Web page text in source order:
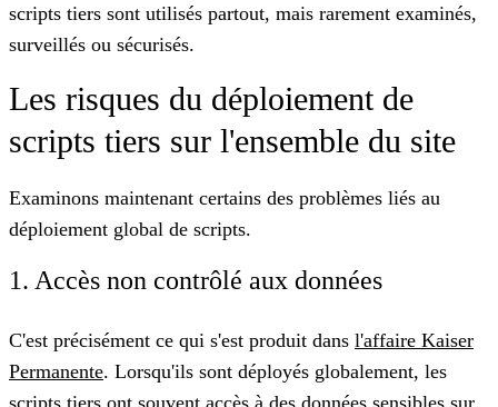
scripts tiers sont utilisés partout, mais rarement examinés,
surveillés ou sécurisés.
Les risques du déploiement de
scripts tiers sur l'ensemble du site
Examinons maintenant certains des problèmes liés au
déploiement global de scripts.
1. Accès non contrôlé aux données
C'est précisément ce qui s'est produit dans l'affaire Kaiser
Permanente. Lorsqu'ils sont déployés globalement, les
scripts tiers ont souvent accès à des données sensibles sur